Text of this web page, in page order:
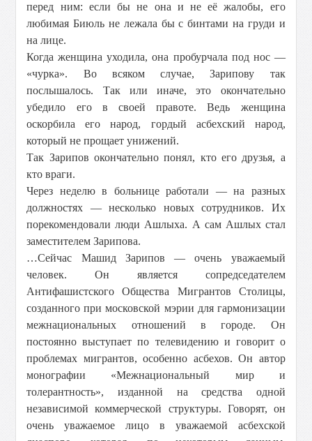
перед ним: если бы не она и не её жалобы, его
любимая Биюль не лежала бы с бинтами на груди и
на лице.
Когда женщина уходила, она пробурчала под нос —
«чурка». Во всяком случае, Зарипову так
послышалось. Так или иначе, это окончательно
убедило его в своей правоте. Ведь женщина
оскорбила его народ, гордый асбехский народ,
который не прощает унижений.
Так Зарипов окончательно понял, кто его друзья, а
кто враги.
Через неделю в больнице работали — на разных
должностях — несколько новых сотрудников. Их
порекомендовали люди Ашлыха. А сам Ашлых стал
заместителем Зарипова.
…Сейчас Машид Зарипов — очень уважаемый
человек. Он является сопредседателем
Антифашистского Общества Мигрантов Столицы,
созданного при московской мэрии для гармонизации
межнациональных отношений в городе. Он
постоянно выступает по телевидению и говорит о
проблемах мигрантов, особенно асбехов. Он автор
монографии «Межнациональный мир и
толерантность», изданной на средства одной
независимой коммерческой структуры. Говорят, он
очень уважаемое лицо в уважаемой асбехской